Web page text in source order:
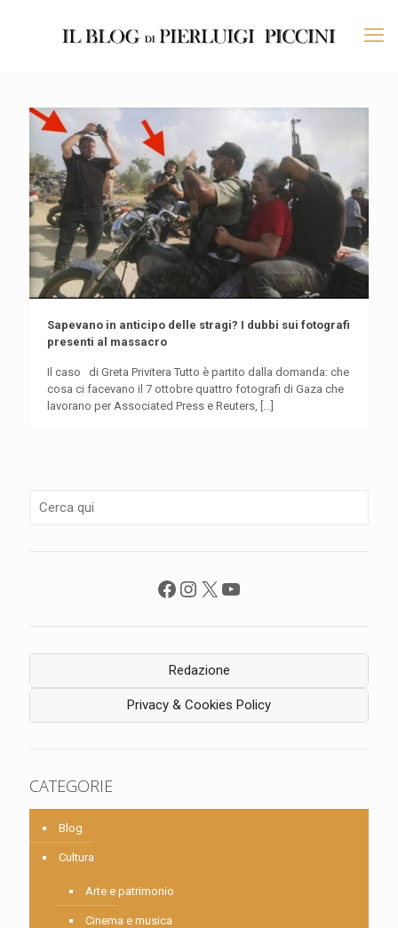
Sapevano in anticipo delle stragi? I dubbi sui fotografi
presenti al massacro
Il caso di Greta Privitera Tutto è partito dalla domanda: che
cosa ci facevano il 7 ottobre quattro fotografi di Gaza che
lavorano per Associated Press e Reuters,
Facebook
Instagram
X YouTube
Redazione
Privacy & Cookies Policy
CATEGORIE
Blog
Cultura
Arte e patrimonio
Cinema e musica